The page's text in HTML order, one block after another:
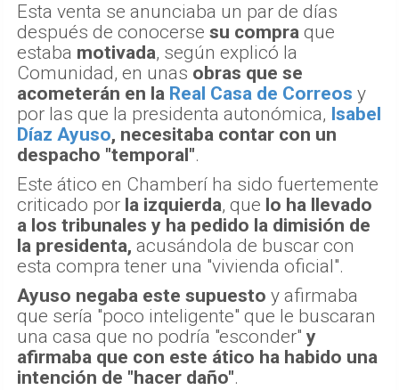
Esta venta se anunciaba un par de días
después de conocerse su compra que
estaba motivada, según explicó la
Comunidad, en unas obras que se
acometerán en la Real Casa de Correos y
por las que la presidenta autonómica, Isabel
Díaz Ayuso, necesitaba contar con un
despacho "temporal".
Este ático en Chamberí ha sido fuertemente
criticado por la izquierda, que lo ha llevado
a los tribunales y ha pedido la dimisión de
la presidenta, acusándola de buscar con
esta compra tener una "vivienda oficial".
Ayuso negaba este supuesto y afirmaba
que sería "poco inteligente" que le buscaran
una casa que no podría "esconder" y
afirmaba que con este ático ha habido una
intención de "hacer daño".